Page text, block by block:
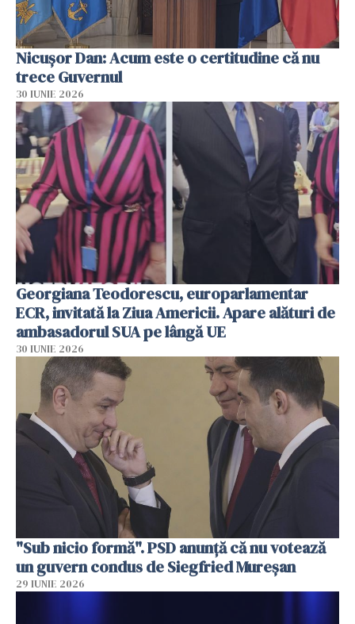
Nicușor Dan: Acum este o certitudine că nu
trece Guvernul
30 IUNIE 2026
Georgiana Teodorescu, europarlamentar
ECR, invitată la Ziua Americii. Apare alături de
ambasadorul SUA pe lângă UE
30 IUNIE 2026
"Sub nicio formă". PSD anunţă că nu votează
un guvern condus de Siegfried Mureşan
29 IUNIE 2026